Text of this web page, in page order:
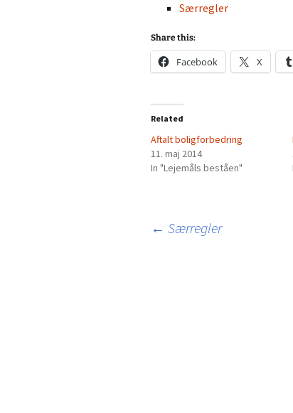
Særregler
Share this:
Facebook X
Related
Aftalt boligforbedring
11. maj 2014
In "Lejemåls beståen"
Indlægsnavigation
← Særregler